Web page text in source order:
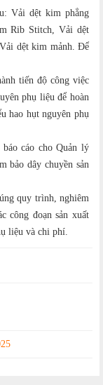
Vải dệt kim phẳng
Rib Stitch, Vải dệt
dệt kim mảnh. Để
tiến độ công việc
phụ liệu để hoàn
hao hụt nguyên phụ
cáo cho Quản lý
bảo dây chuyền sản
quy trình, nghiêm
công đoạn sản xuất
liệu và chi phí.